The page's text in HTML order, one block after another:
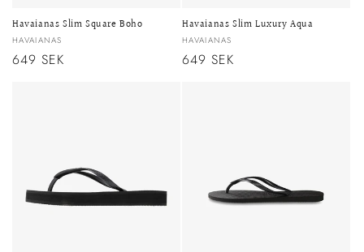
Havaianas Slim Square Boho
Säljare:
HAVAIANAS
Ordinarie
649 SEK
Havaianas Slim Luxury Aqua
Säljare:
HAVAIANAS
Ordinarie
649 SEK